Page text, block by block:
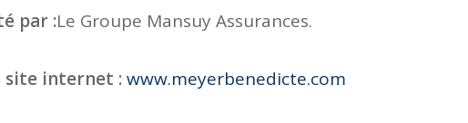
par :Le Groupe Mansuy Assurances.
site internet : www.meyerbenedicte.com